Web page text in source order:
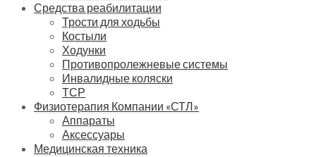
Средства реабилитации
Трости для ходьбы
Костыли
Ходунки
Противопролежневые системы
Инвалидные коляски
ТСР
Физиотерапия Компании «СТЛ»
Аппараты
Аксессуары
Медицинская техника